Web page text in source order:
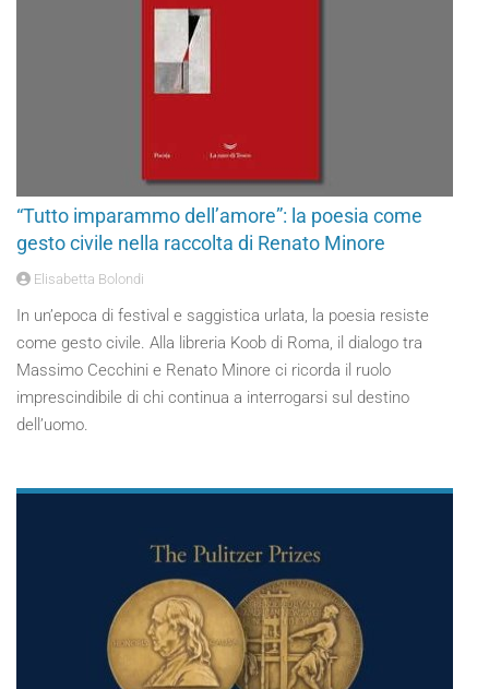
“Tutto imparammo dell’amore”: la poesia come
gesto civile nella raccolta di Renato Minore
Elisabetta Bolondi
In un’epoca di festival e saggistica urlata, la poesia resiste
come gesto civile. Alla libreria Koob di Roma, il dialogo tra
Massimo Cecchini e Renato Minore ci ricorda il ruolo
imprescindibile di chi continua a interrogarsi sul destino
dell’uomo.